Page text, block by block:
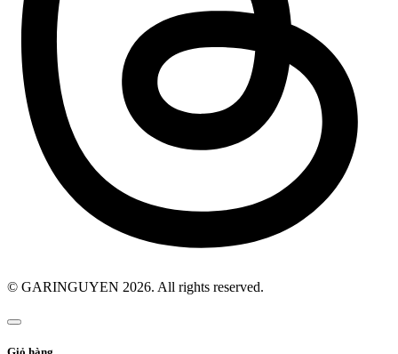
© GARINGUYEN 2026. All rights reserved.